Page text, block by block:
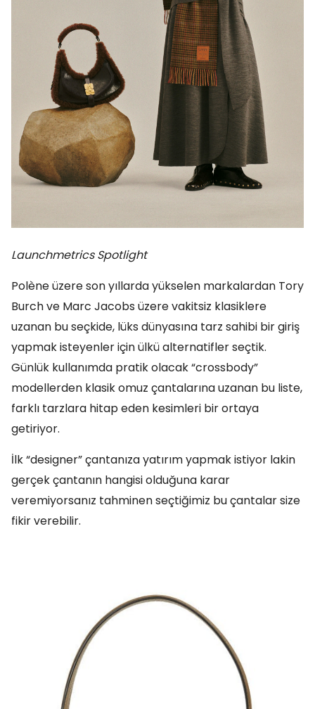
Launchmetrics Spotlight
Polène üzere son yıllarda yükselen markalardan Tory
Burch ve Marc Jacobs üzere vakitsiz klasiklere
uzanan bu seçkide, lüks dünyasına tarz sahibi bir giriş
yapmak isteyenler için ülkü alternatifler seçtik.
Günlük kullanımda pratik olacak “crossbody”
modellerden klasik omuz çantalarına uzanan bu liste,
farklı tarzlara hitap eden kesimleri bir ortaya
getiriyor.
İlk “designer” çantanıza yatırım yapmak istiyor lakin
gerçek çantanın hangisi olduğuna karar
veremiyorsanız tahminen seçtiğimiz bu çantalar size
fikir verebilir.